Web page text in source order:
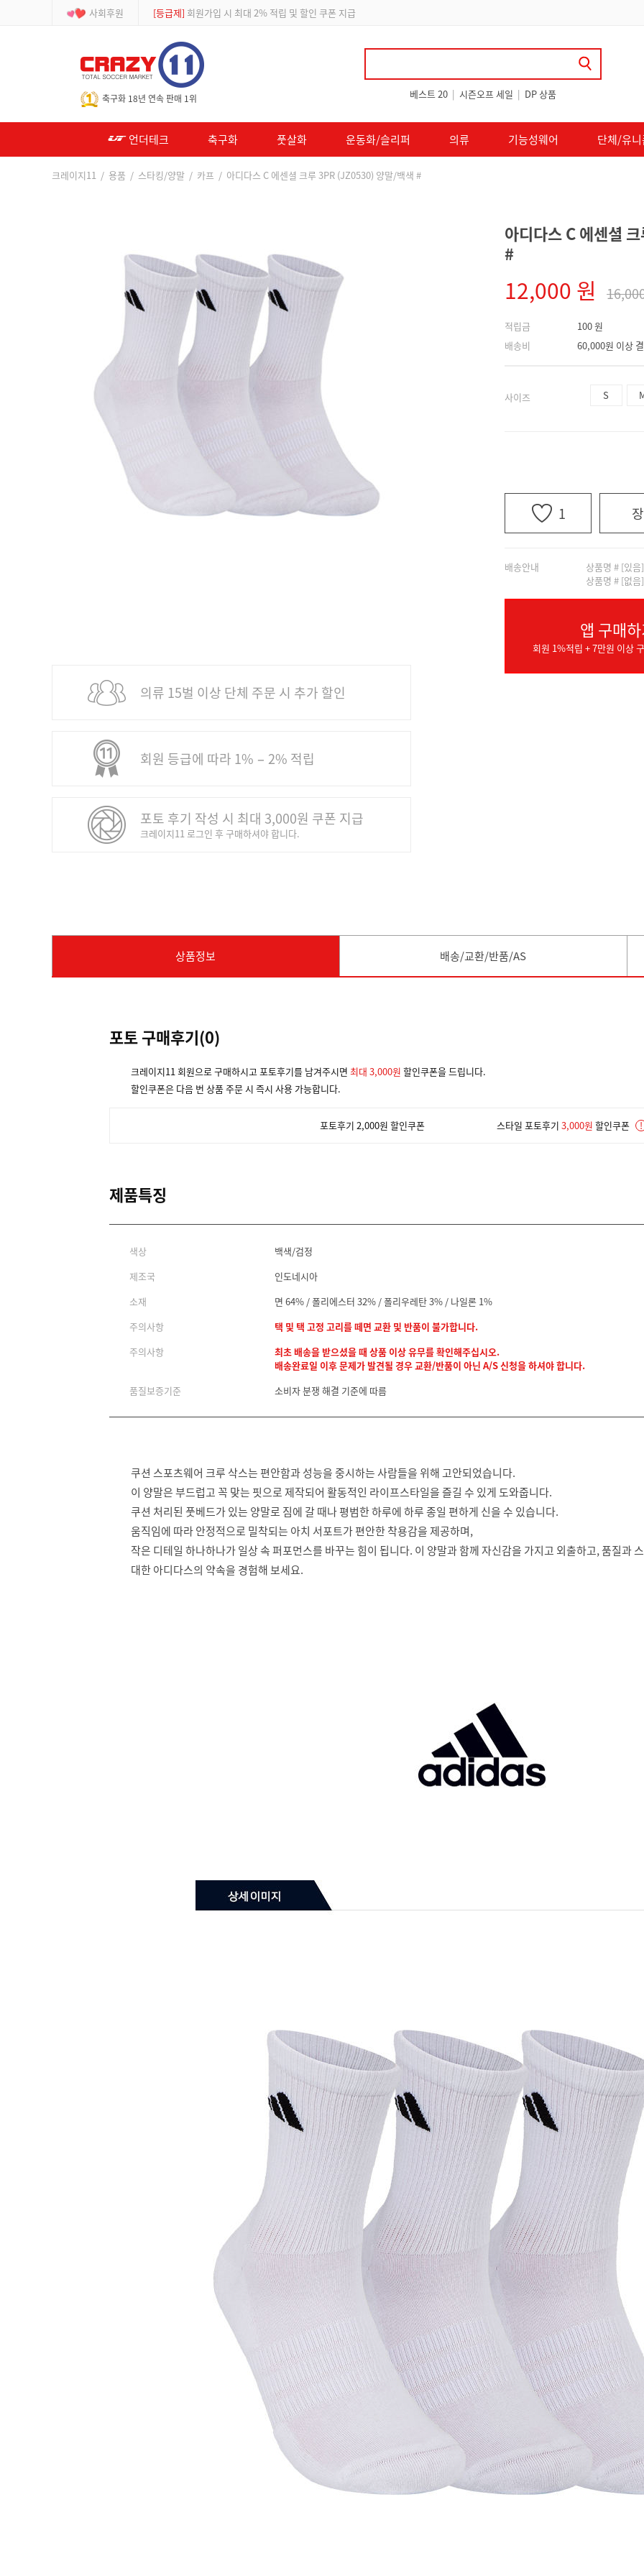
사회후원 [등급제] 회원가입 시 최대 2% 적립 및 할인 쿠폰 지급
축구화 18년 연속 판매 1위 베스트 20 | 시즌오프 세일 | DP 상품
언더테크 축구화 풋살화 운동화/슬리퍼 의류 기능성웨어 단체/유
크레이지11 / 용품 / 스타킹/양말 / 카프 / 아디다스 C 에센셜 크루 3PR (JZ0530) 양말/백색 #
의류 15벌 이상 단체 주문 시 추가 할인
회원 등급에 따라 1% − 2% 적립
포토 후기 작성 시 최대 3,000원 쿠폰 지급
크레이지11 로그인 후 구매하셔야 합니다.
아디다스 C 에센셜
#
12,000 원
적립금
배송비
100 원
60,000원 이상
사이즈 S
1
배송안내
상품명 # [있
상품명 # [없
앱 구매
회원 1%적립 + 7만원 이상
상품정보 배송/교환/반품/AS
포토 구매후기(0)
크레이지11 회원으로 구매하시고 포토후기를 남겨주시면 최대 3,000원 할인쿠폰을 드립니다.
할인쿠폰은 다음 번 상품 주문 시 즉시 사용 가능합니다.
포토후기 2,000원 할인쿠폰 스타일 포토후기 3,000원 할인쿠폰 !
제품특징
색상
백색/검정
제조국
인도네시아
소재
면 64% / 폴리에스터 32% / 폴리우레탄 3% / 나일론 1%
주의사항
택 및 택 고정 고리를 떼면 교환 및 반품이 불가합니다.
주의사항
최초 배송을 받으셨을 때 상품 이상 유무를 확인해주십시오.
배송완료일 이후 문제가 발견될 경우 교환/반품이 아닌 A/S 신청을 하셔야 합니다.
품질보증기준
소비자 분쟁 해결 기준에 따름
쿠션 스포츠웨어 크루 삭스는 편안함과 성능을 중시하는 사람들을 위해 고안되었습니다.
이 양말은 부드럽고 꼭 맞는 핏으로 제작되어 활동적인 라이프스타일을 즐길 수 있게 도와줍니다.
쿠션 처리된 풋베드가 있는 양말로 짐에 갈 때나 평범한 하루에 하루 종일 편하게 신을 수 있습니다.
움직임에 따라 안정적으로 밀착되는 아치 서포트가 편안한 착용감을 제공하며,
작은 디테일 하나하나가 일상 속 퍼포먼스를 바꾸는 힘이 됩니다. 이 양말과 함께 자신감을 가지고 외출하고, 품질과
대한 아디다스의 약속을 경험해 보세요.